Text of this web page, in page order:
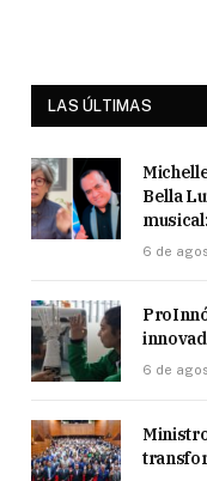
LAS ÚLTIMAS
Bella
6 de
6 de